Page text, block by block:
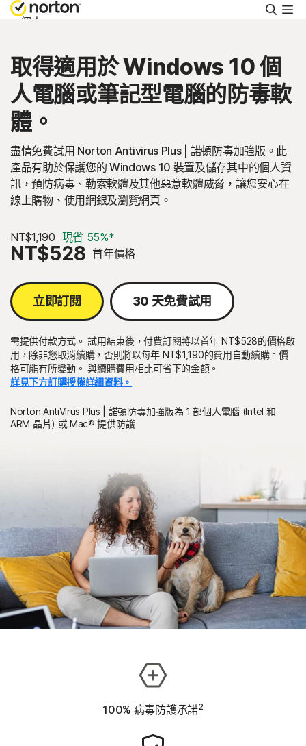
搜
尋
個人
Small Business
支援
免費試用
台灣
登入
取得適用於 Windows 10 個
人電腦或筆記型電腦的防毒軟
體。
盡情免費試用 Norton Antivirus Plus | 諾頓防毒加強版。此
產品有助於保護您的 Windows 10 裝置及儲存其中的個人資
訊，預防病毒、勒索軟體及其他惡意軟體威脅，讓您安心在
線上購物、使用網銀及瀏覽網頁。
NT$1,190 現省 55%*
NT$528 首年價格
立即訂閱 30 天免費試用
需提供付款方式。 試用結束後，付費訂閱將以首年 NT$528的價格啟
用，除非您取消續購，否則將以每年 NT$1,190的費用自動續購。價
格可能有所變動。 與續購費用相比可省下的金額。
詳見下方訂購授權詳細資料。
Norton AntiVirus Plus | 諾頓防毒加強版為 1 部個人電腦 (Intel 和
ARM 晶片) 或 Mac® 提供防護
100% 病毒防護承諾2